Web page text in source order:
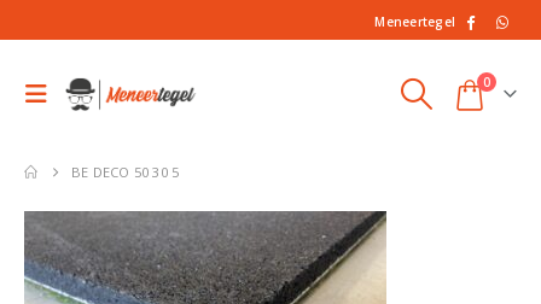
Meneertegel
0
BE DECO 50 30 5